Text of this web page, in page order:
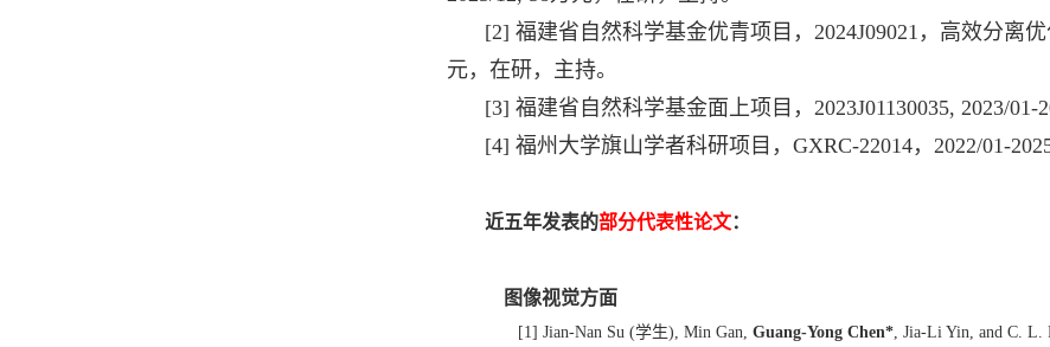
[2] 福建省自然科学基金优青项目，2024J09021，高效分离
元，在研，主持。
[3] 福建省自然科学基金面上项目，2023J01130035, 2023/01-
[4] 福州大学旗山学者科研项目，GXRC-22014，2022/01-
近五年发表的部分代表性论文：
图像视觉方面
[1] Jian-Nan Su (学生), Min Gan, Guang-Yong Chen*, Jia-Li Yin, and C. L.